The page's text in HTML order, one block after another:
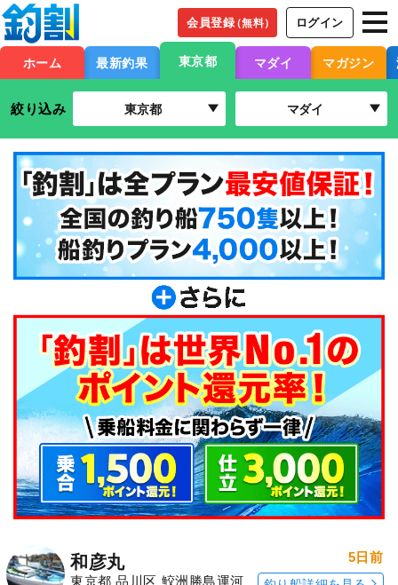
会員登録（無料） ログイン
ホーム 最新釣果 東京都 マダイ マガジン
絞り込み 東京都 マダイ
和彦丸
東京都 品川区 鮫洲勝島運河
5日前